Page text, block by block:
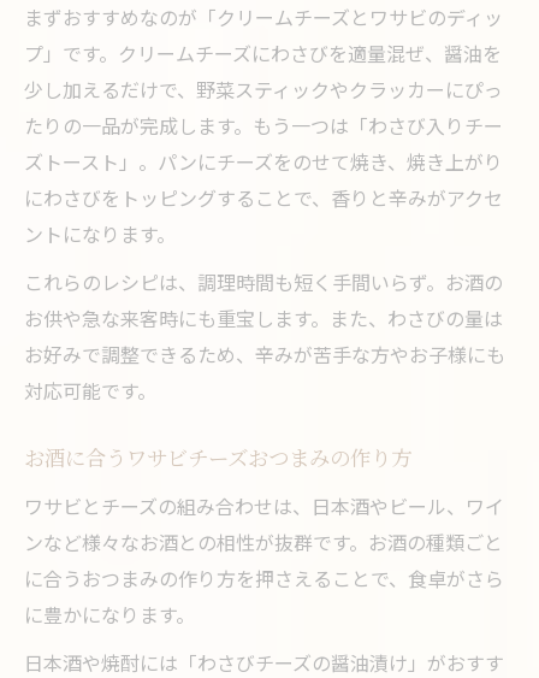
まずおすすめなのが「クリームチーズとワサビのディッ
プ」です。クリームチーズにわさびを適量混ぜ、醤油を
少し加えるだけで、野菜スティックやクラッカーにぴっ
たりの一品が完成します。もう一つは「わさび入りチー
ズトースト」。パンにチーズをのせて焼き、焼き上がり
にわさびをトッピングすることで、香りと辛みがアクセ
ントになります。
これらのレシピは、調理時間も短く手間いらず。お酒の
お供や急な来客時にも重宝します。また、わさびの量は
お好みで調整できるため、辛みが苦手な方やお子様にも
対応可能です。
お酒に合うワサビチーズおつまみの作り方
ワサビとチーズの組み合わせは、日本酒やビール、ワイ
ンなど様々なお酒との相性が抜群です。お酒の種類ごと
に合うおつまみの作り方を押さえることで、食卓がさら
に豊かになります。
日本酒や焼酎には「わさびチーズの醤油漬け」がおすす